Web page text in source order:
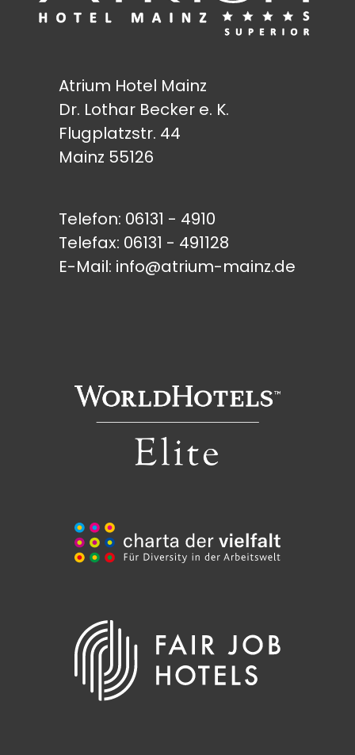
Atrium Hotel Mainz
Dr. Lothar Becker e. K.
Flugplatzstr. 44
Mainz 55126
Telefon: 06131 - 4910
Telefax: 06131 - 491128
E-Mail: info@atrium-mainz.de